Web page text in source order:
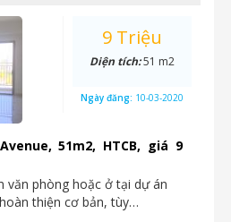
51m2, HTCB, giá 9
văn phòng hoặc ở tại dự án
thiện cơ bản, tùy…
9 Triệu
Diện tích:51 m2
Ngày đăng: 10-03-2020